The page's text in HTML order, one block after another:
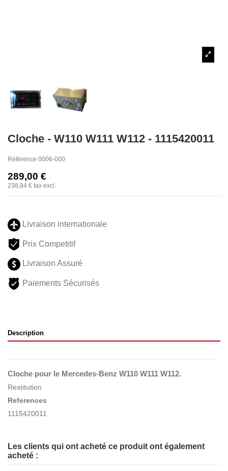
Cloche - W110 W111 W112 - 1115420011
Référence 0006-000
289,00 €
238,84 € tax excl.
Livraison internationale
Prix Competitif
Livraison Assuré
Paiements Sécurisés
Description
Cloche pour le Mercedes-Benz W110 W111 W112.
Restitution
References
1115420011
Les clients qui ont acheté ce produit ont également
acheté :